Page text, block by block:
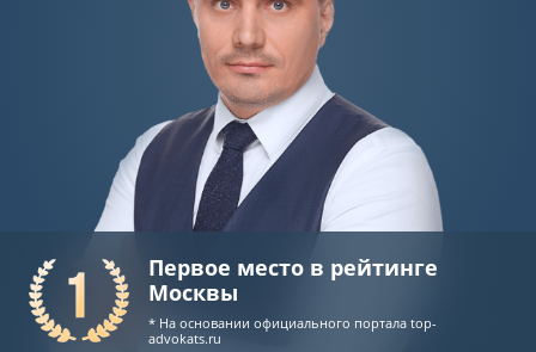
Первое место в рейтинге
Москвы
* На основании официального порталаtop-
advokats.ru